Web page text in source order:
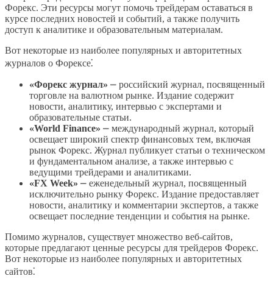
Форекс. Эти ресурсы могут помочь трейдерам оставаться в
курсе последних новостей и событий, а также получить
доступ к аналитике и образовательным материалам.
Вот некоторые из наиболее популярных и авторитетных
журналов о Форексе⁚
«Форекс журнал» ⎼ российский журнал, посвященный
торговле на валютном рынке. Издание содержит
новости, аналитику, интервью с экспертами и
образовательные статьи.
«World Finance» ⎼ международный журнал, который
освещает широкий спектр финансовых тем, включая
рынок Форекс. Журнал публикует статьи о техническом
и фундаментальном анализе, а также интервью с
ведущими трейдерами и аналитиками.
«FX Week» ⎼ еженедельный журнал, посвященный
исключительно рынку Форекс. Издание предоставляет
новости, аналитику и комментарии экспертов, а также
освещает последние тенденции и события на рынке.
Помимо журналов, существует множество веб-сайтов,
которые предлагают ценные ресурсы для трейдеров Форекс.
Вот некоторые из наиболее популярных и авторитетных
сайтов⁚